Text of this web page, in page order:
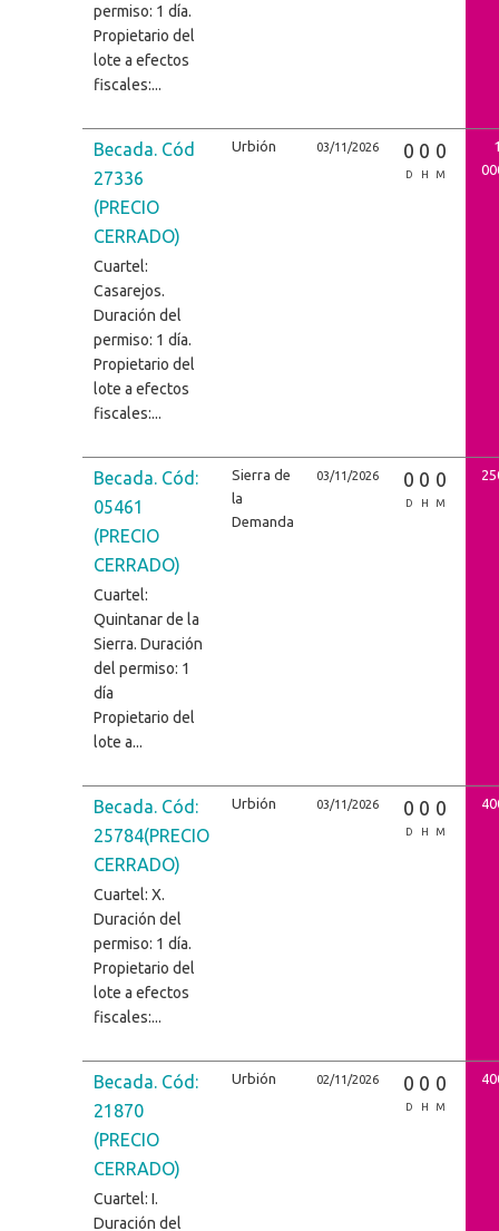
permiso: 1 día.
Propietario del
lote a efectos
fiscales:...
Becada. Cód
27336
(PRECIO
CERRADO)
Cuartel:
Casarejos.
Duración del
permiso: 1 día.
Propietario del
lote a efectos
fiscales:...
Urbión 03/11/2026 0
D
0
H
0
M
Becada. Cód:
05461
(PRECIO
CERRADO)
Cuartel:
Quintanar de la
Sierra. Duración
del permiso: 1
día
Propietario del
lote a...
Sierra de
la
Demanda
03/11/2026 0
D
0
H
0
M
Becada. Cód:
25784(PRECIO
CERRADO)
Cuartel: X.
Duración del
permiso: 1 día.
Propietario del
lote a efectos
fiscales:...
Urbión 03/11/2026 0
D
0
H
0
M
Becada. Cód:
21870
(PRECIO
CERRADO)
Cuartel: I.
Duración del
Urbión 02/11/2026 0
D
0
H
0
M